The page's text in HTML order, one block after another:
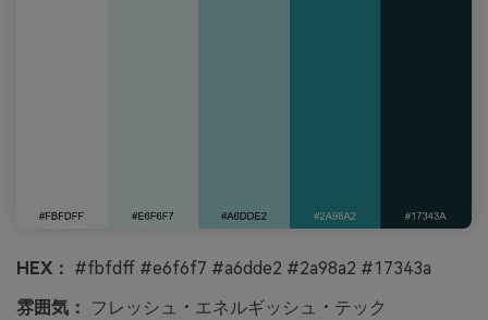
HEX： #fbfdff #e6f6f7 #a6dde2 #2a98a2 #17343a
雰囲気：
フレッシュ・エネルギッシュ・テック